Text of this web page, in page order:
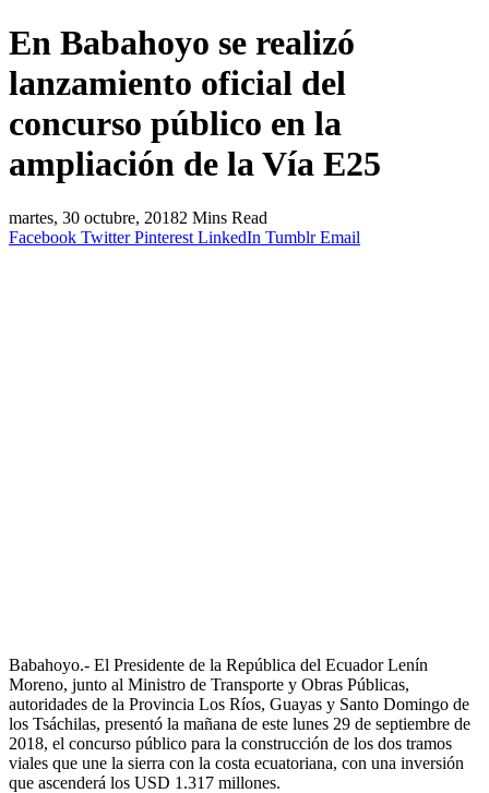
En Babahoyo se realizó
lanzamiento oficial del
concurso público en la
ampliación de la Vía E25
martes, 30 octubre, 20182 Mins Read
Facebook Twitter Pinterest LinkedIn Tumblr Email
Babahoyo.- El Presidente de la República del Ecuador Lenín
Moreno, junto al Ministro de Transporte y Obras Públicas,
autoridades de la Provincia Los Ríos, Guayas y Santo Domingo de
los Tsáchilas, presentó la mañana de este lunes 29 de septiembre de
2018, el concurso público para la construcción de los dos tramos
viales que une la sierra con la costa ecuatoriana, con una inversión
que ascenderá los USD 1.317 millones.